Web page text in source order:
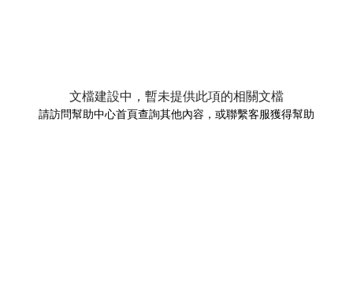
文檔建設中，暫未提供此項的相關文檔
請訪問幫助中心首頁查詢其他內容，或聯繫客服獲得幫助